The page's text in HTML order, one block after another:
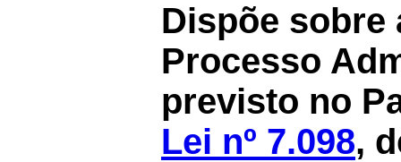
Dispõe sobre
Processo
previsto no
Lei nº 7.098,